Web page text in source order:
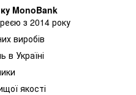
MonoBank
з 2014 року
виробів
Україні
якості